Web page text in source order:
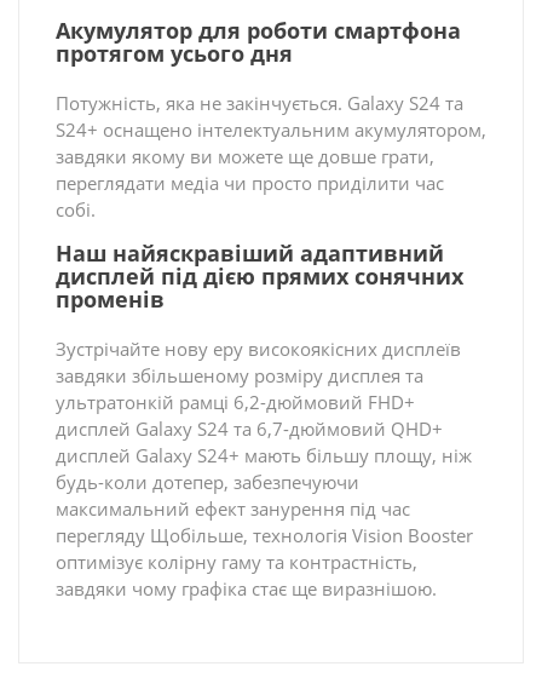
Акумулятор для роботи смартфона
протягом усього дня
Потужність, яка не закінчується. Galaxy S24 та
S24+ оснащено інтелектуальним акумулятором,
завдяки якому ви можете ще довше грати,
переглядати медіа чи просто приділити час
собі.
Наш найяскравіший адаптивний
дисплей під дією прямих сонячних
променів
Зустрічайте нову еру високоякісних дисплеїв
завдяки збільшеному розміру дисплея та
ультратонкій рамці 6,2-дюймовий FHD+
дисплей Galaxy S24 та 6,7-дюймовий QHD+
дисплей Galaxy S24+ мають більшу площу, ніж
будь-коли дотепер, забезпечуючи
максимальний ефект занурення під час
перегляду Щобільше, технологія Vision Booster
оптимізує колірну гаму та контрастність,
завдяки чому графіка стає ще виразнішою.